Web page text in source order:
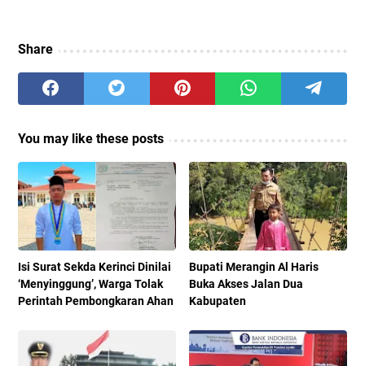
Share
You may like these posts
Isi Surat Sekda Kerinci Dinilai
‘Menyinggung’, Warga Tolak
Perintah Pembongkaran Ahan
Bupati Merangin Al Haris
Buka Akses Jalan Dua
Kabupaten